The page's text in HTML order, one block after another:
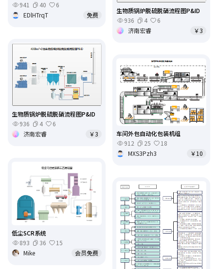
941 40
6
EDlHTrqT
免费
生物质锅炉脱硫脱硝流程图P&ID
936
4
6
济南宏睿
￥3
生物质锅炉脱硫脱硝流程图P&ID
936
4
6
济南宏睿
￥3
车间外包自动化包装机组
912
25
18
MXS3Pzh3
￥10
低尘SCR系统
893
36
15
Mike
会员免费